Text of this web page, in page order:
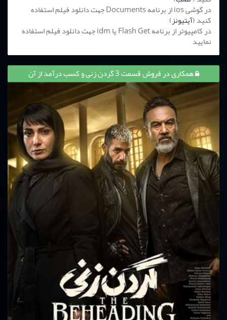
در گوشی ios از برنامه Documents جهت دانلود فیلم استفاده
کنید (آیتیونز)
در کامپیوتر از برنامه Flash Get یا idm جهت دانلود فیلم استفاده
نمایید
همکاری در فروش قسمت 3 گردن زنی و کسب درآمد از آن